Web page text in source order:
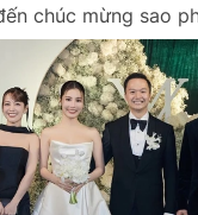
chúc mừng sao